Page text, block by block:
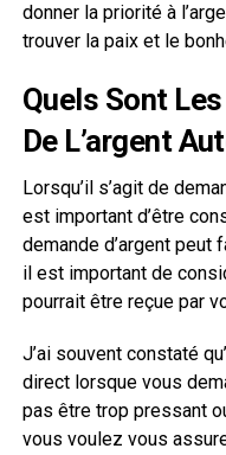
donner la priorité à
trouver la paix et le
Quels Sont
De L’argent
Lorsqu’il s’agit de
est important d’être
demande d’argent peut
il est important de
pourrait être reçue par
J’ai souvent constaté
direct lorsque vous
pas être trop pressant
vous voulez vous